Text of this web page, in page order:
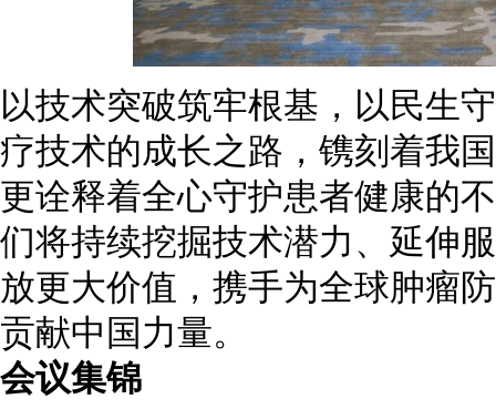
以技术突破筑牢根基，以民生
疗技术的成长之路，镌刻着我
更诠释着全心守护患者健康的
们将持续挖掘技术潜力、延伸
放更大价值，携手为全球肿瘤
贡献中国力量。
会议集锦